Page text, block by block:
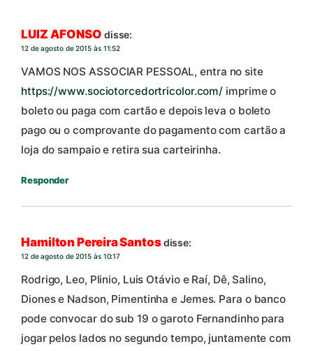
LUIZ AFONSO disse:
12 de agosto de 2015 às 11:52
VAMOS NOS ASSOCIAR PESSOAL, entra no site
https://www.sociotorcedortricolor.com/ imprime o
boleto ou paga com cartão e depois leva o boleto
pago ou o comprovante do pagamento com cartão a
loja do sampaio e retira sua carteirinha.
Responder
Hamilton Pereira Santosdisse:
12 de agosto de 2015 às 10:17
Rodrigo, Leo, Plinio, Luis Otávio e Raí, Dê, Salino,
Diones e Nadson, Pimentinha e Jemes. Para o banco
pode convocar do sub 19 o garoto Fernandinho para
jogar pelos lados no segundo tempo, juntamente com